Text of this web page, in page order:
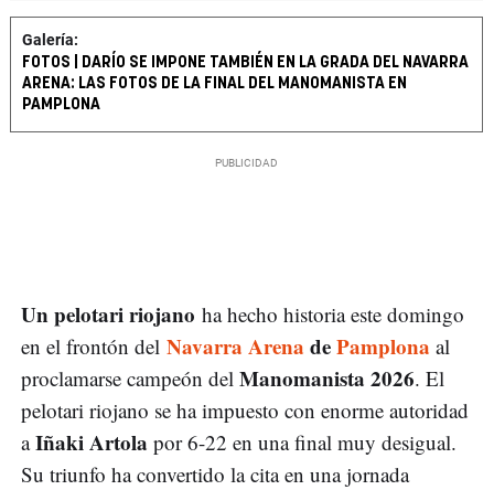
Galería:
FOTOS | DARÍO SE IMPONE TAMBIÉN EN LA GRADA DEL NAVARRA
ARENA: LAS FOTOS DE LA FINAL DEL MANOMANISTA EN
PAMPLONA
Un pelotari riojano ha hecho historia este domingo
en el frontón del Navarra Arena dePamplona al
proclamarse campeón del Manomanista 2026. El
pelotari riojano se ha impuesto con enorme autoridad
aIñaki Artola por 6-22 en una final muy desigual.
Su triunfo ha convertido la cita en una jornada